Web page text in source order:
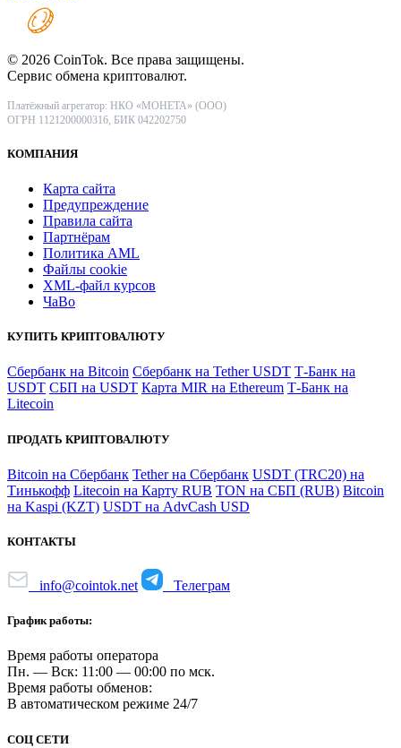
© 2026 CoinTok. Все права защищены.
Сервис обмена криптовалют.
Платёжный агрегатор: НКО «МОНЕТА» (ООО)
ОГРН 1121200000316, БИК 042202750
КОМПАНИЯ
Карта сайта
Предупреждение
Правила сайта
Партнёрам
Политика AML
Файлы coоkie
XML-файл курсов
ЧаВо
КУПИТЬ КРИПТОВАЛЮТУ
Сбербанк на Bitcoin Сбербанк на Tether USDT Т-Банк на
USDT СБП на USDT Карта MIR на Ethereum Т-Банк на
Litecoin
ПРОДАТЬ КРИПТОВАЛЮТУ
Bitcoin на Сбербанк Tether на Сбербанк USDT (TRC20) на
Тинькофф Litecoin на Карту RUB TON на СБП (RUB) Bitcoin
на Kaspi (KZT) USDT на AdvCash USD
КОНТАКТЫ
info@cointok.net Телеграм
График работы:
Время работы оператора
Пн. — Вск: 11:00 — 00:00 по мск.
Время работы обменов:
В автоматическом режиме 24/7
СОЦ СЕТИ